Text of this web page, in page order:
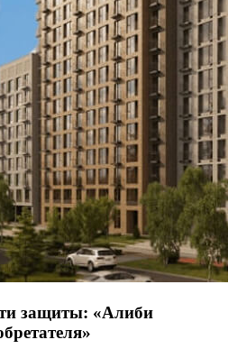
защиты: «Алиби